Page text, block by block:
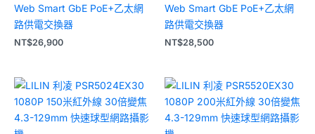
Web Smart GbE PoE+乙太網
路供電交換器
NT$26,900
Web Smart GbE PoE+乙太網
路供電交換器
NT$28,500